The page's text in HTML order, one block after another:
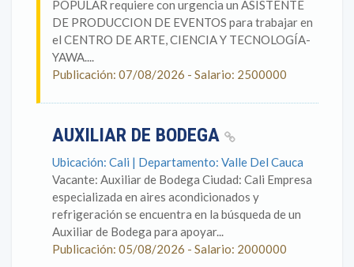
POPULAR requiere con urgencia un ASISTENTE
DE PRODUCCION DE EVENTOS para trabajar en
el CENTRO DE ARTE, CIENCIA Y TECNOLOGÍA-
YAWA....
Publicación: 07/08/2026 - Salario: 2500000
AUXILIAR DE BODEGA
Ubicación: Cali | Departamento: Valle Del Cauca
Vacante: Auxiliar de Bodega Ciudad: Cali Empresa
especializada en aires acondicionados y
refrigeración se encuentra en la búsqueda de un
Auxiliar de Bodega para apoyar...
Publicación: 05/08/2026 - Salario: 2000000